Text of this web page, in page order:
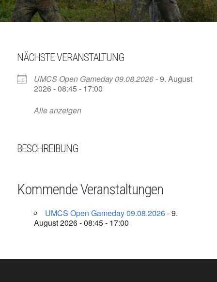
NÄCHSTE VERANSTALTUNG
UMCS Open Gameday 09.08.2026- 9. August
2026 - 08:45 - 17:00
Alle anzeigen
BESCHREIBUNG
Kommende Veranstaltungen
UMCS Open Gameday 09.08.2026- 9.
August 2026 - 08:45 - 17:00